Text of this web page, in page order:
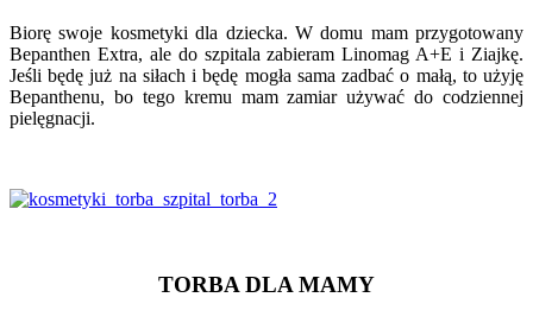
Biorę swoje kosmetyki dla dziecka. W domu mam przygotowany
Bepanthen Extra, ale do szpitala zabieram Linomag A+E i Ziajkę.
Jeśli będę już na siłach i będę mogła sama zadbać o małą, to użyję
Bepanthenu, bo tego kremu mam zamiar używać do codziennej
pielęgnacji.
TORBA DLA MAMY